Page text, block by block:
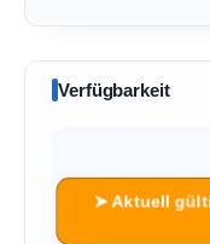
Verfügbarkeit
➤ Aktuell